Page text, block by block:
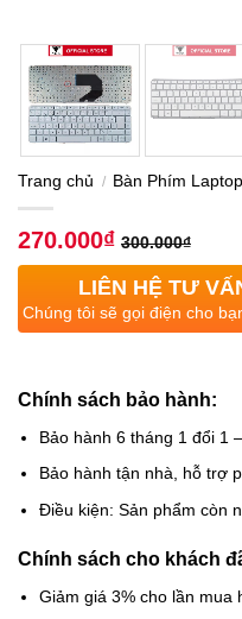
Trang chủ / Bàn Phím Laptop
270.000₫ 300.000₫
LIÊN HỆ TƯ
Chúng tôi sẽ gọi điện cho
Chính sách bảo hành:
Bảo hành 6 tháng 1 đổi 1
Bảo hành tận nhà, hỗ trợ
Điều kiện: Sản phẩm còn
Chính sách cho khách
Giảm giá 3% cho lần mua